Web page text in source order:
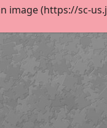
image (https://sc-
μορφής